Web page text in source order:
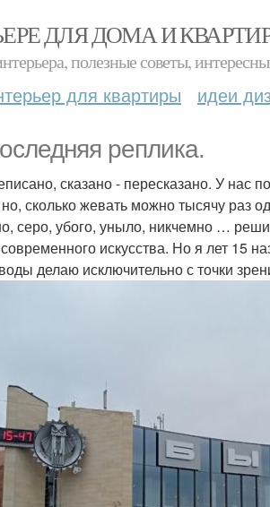
ДЛЯ ДОМА И
полезные советы,
для квартиры идеи
реплика.
сказано - пересказано. У нас
сколько жевать можно тысячу раз
серо, убого, уныло, никчемно …
искусства. Но я лет 15
делаю исключительно с точки